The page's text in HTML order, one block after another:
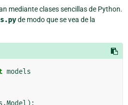
mediante clases sencillas de Python.
de modo que se vea de la
models